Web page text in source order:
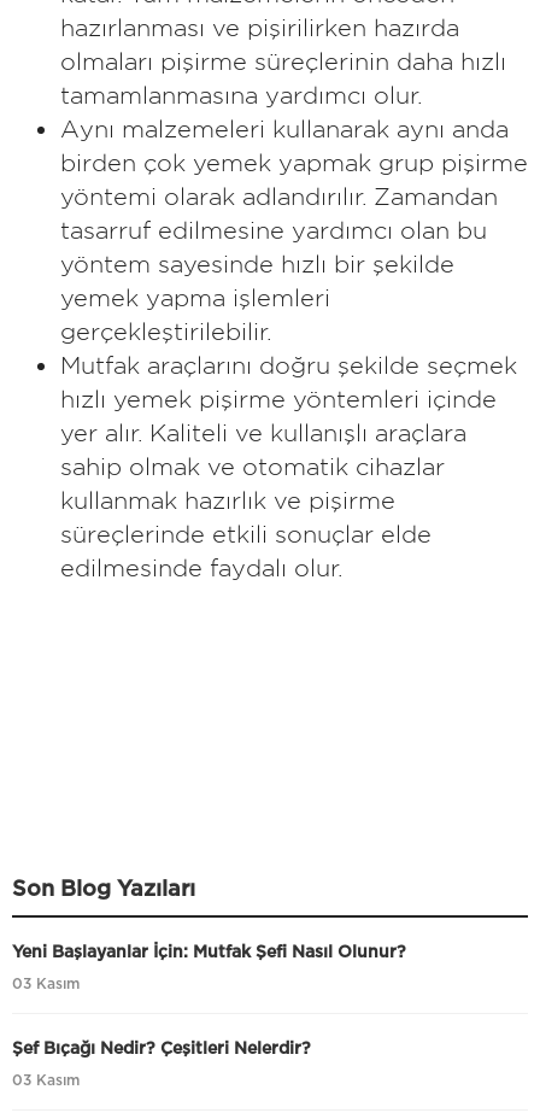
Son Blog Yazıları
Yeni Başlayanlar İçin: Mutfak Şefi Nasıl Olunur?
03 Kasım
Şef Bıçağı Nedir? Çeşitleri Nelerdir?
03 Kasım
hazırlanması ve pişirilirken hazırda
olmaları pişirme süreçlerinin daha hızlı
tamamlanmasına yardımcı olur.
Aynı malzemeleri kullanarak aynı anda
birden çok yemek yapmak grup pişirme
yöntemi olarak adlandırılır. Zamandan
tasarruf edilmesine yardımcı olan bu
yöntem sayesinde hızlı bir şekilde
yemek yapma işlemleri
gerçekleştirilebilir.
Mutfak araçlarını doğru şekilde seçmek
hızlı yemek pişirme yöntemleri içinde
yer alır. Kaliteli ve kullanışlı araçlara
sahip olmak ve otomatik cihazlar
kullanmak hazırlık ve pişirme
süreçlerinde etkili sonuçlar elde
edilmesinde faydalı olur.